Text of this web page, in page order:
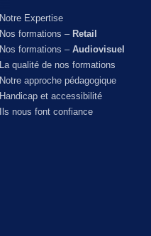
Notre Expertise
Nos formations – Retail
Nos formations – Audiovisuel
La qualité de nos formations
Notre approche pédagogique
Handicap et accessibilité
Ils nous font confiance